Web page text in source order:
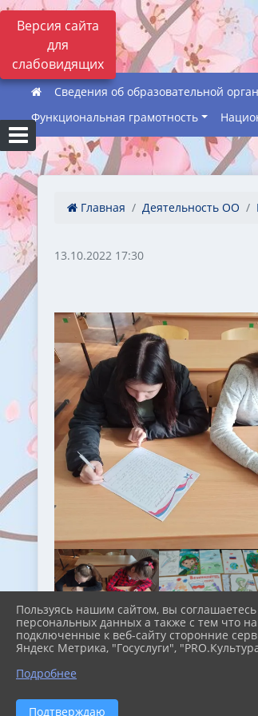
Версия сайта
для
слабовидящих
Сведения об образовательной
Функциональная грамотность
Главная Деятельность ОО
13.10.2022 17:30
2026 г. konstant-school.uo-simf.ru
Пользуясь нашим сайтом, вы
персональных данных а также с тем что
подключенные к веб-сайту сторонние
Яндекс Метрика, "Госуслуги",
Подробнее
Подтверждаю